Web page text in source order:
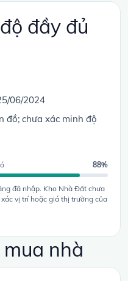
đầy đủ
06/2024
đồ; chưa xác minh độ
88%
đã nhập. Kho Nhà Đất chưa
vị trí hoặc giá thị trường của
nhà